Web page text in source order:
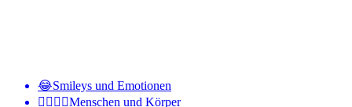
😂Smileys und Emotionen
👩‍❤️‍💋‍👨Menschen und Körper